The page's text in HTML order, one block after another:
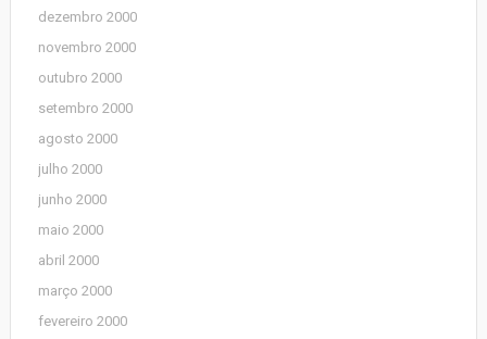
dezembro 2000
novembro 2000
outubro 2000
setembro 2000
agosto 2000
julho 2000
junho 2000
maio 2000
abril 2000
março 2000
fevereiro 2000